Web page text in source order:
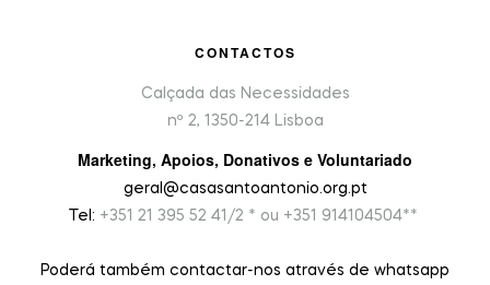
CONTACTOS
Calçada das Necessidades
nº 2, 1350-214 Lisboa
Marketing, Apoios, Donativos e Voluntariado
geral@casasantoantonio.org.pt
Tel: +351 21 395 52 41/2 * ou +351 914104504**
Poderá também contactar-nos através de whatsapp